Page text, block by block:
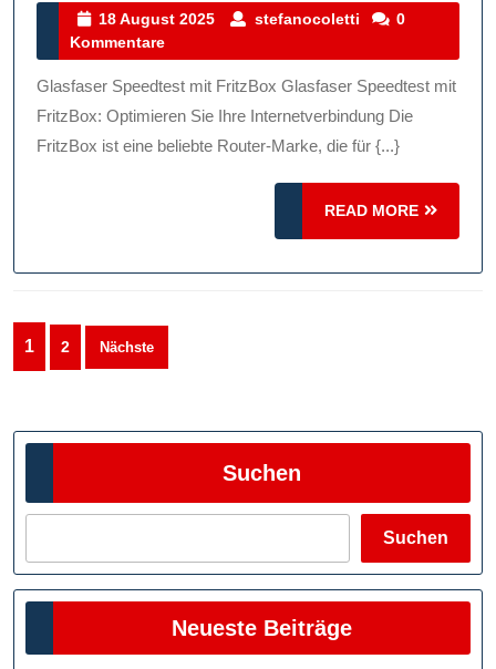
Ihre
Glasfaser
Speedtest
Mit
FritzBox
18 August 2025
18
2025
stefanocoletti stefanocoletti
0
Kommentare
Glasfaser Speedtest mit FritzBox Glasfaser Speedtest mit
FritzBox: Optimieren Sie Ihre Internetverbindung Die
FritzBox ist eine beliebte Router-Marke, die für {...}
READ MORE
READ
MORE
Seitennummerierung
der
1 2 Nächste
Suchen
Suchen
Neueste Beiträge